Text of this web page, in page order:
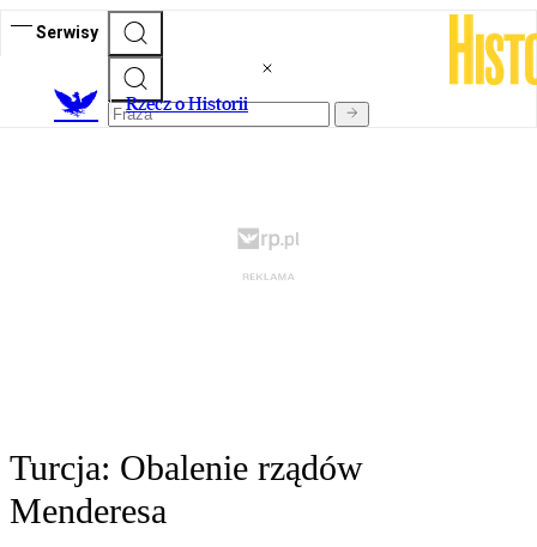
Serwisy
Rzecz o Historii
Turcja: Obalenie rządów
Menderesa